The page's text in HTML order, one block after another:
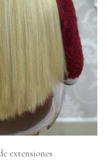
extensiones